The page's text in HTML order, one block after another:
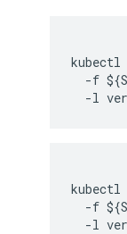
kubectl
-f
-l
kubectl
-f
-l